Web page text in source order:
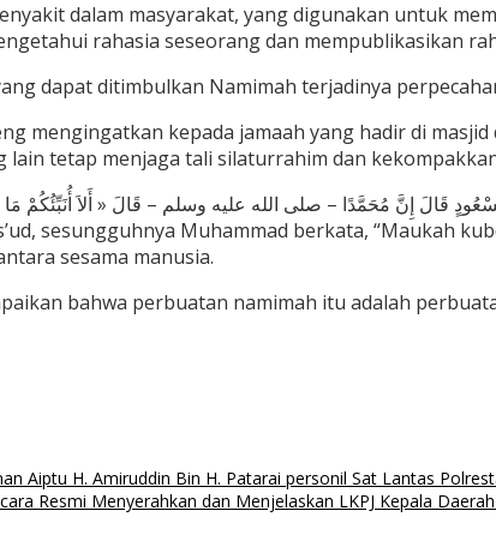
dalam masyarakat, yang digunakan untuk
rahasia seseorang dan mempublikasikan
dapat ditimbulkan Namimah terjadinya
mengingatkan kepada jamaah yang hadir di
tetap menjaga tali silaturrahim dan
sesungguhnya Muhammad berkata, “Maukah
sesama manusia.
bahwa perbuatan namimah itu adalah
Aiptu H. Amiruddin Bin H. Patarai personil Sat Lantas
Resmi Menyerahkan dan Menjelaskan LKPJ Kepala